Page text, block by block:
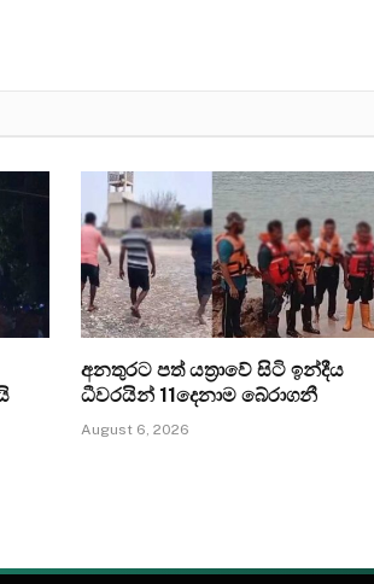
අනතුරට පත් යත්‍රාවේ සිටි ඉන්දීය
ධීවරයින් 11දෙනාම බේරාගනී
August 6, 2026